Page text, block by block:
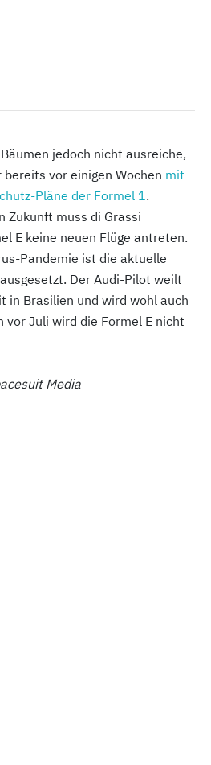
jedoch nicht ausreiche,
vor einigen Wochen mit
Pläne der Formel 1.
Zukunft muss di Grassi
E keine neuen Flüge antreten.
Pandemie ist die aktuelle
Der Audi-Pilot weilt
in Brasilien und wird wohl auch
vor Juli wird die Formel E nicht
Media